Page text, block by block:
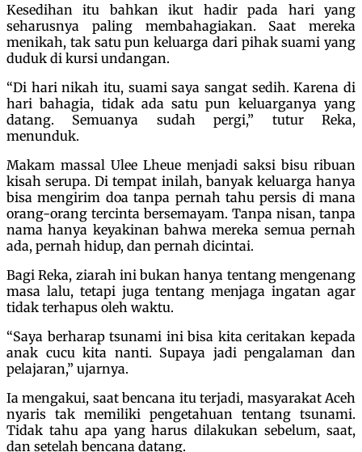
Kesedihan itu bahkan ikut hadir pada hari yang
seharusnya paling membahagiakan. Saat mereka
menikah, tak satu pun keluarga dari pihak suami yang
duduk di kursi undangan.
“Di hari nikah itu, suami saya sangat sedih. Karena di
hari bahagia, tidak ada satu pun keluarganya yang
datang. Semuanya sudah pergi,” tutur Reka,
menunduk.
Makam massal Ulee Lheue menjadi saksi bisu ribuan
kisah serupa. Di tempat inilah, banyak keluarga hanya
bisa mengirim doa tanpa pernah tahu persis di mana
orang-orang tercinta bersemayam. Tanpa nisan, tanpa
nama hanya keyakinan bahwa mereka semua pernah
ada, pernah hidup, dan pernah dicintai.
Bagi Reka, ziarah ini bukan hanya tentang mengenang
masa lalu, tetapi juga tentang menjaga ingatan agar
tidak terhapus oleh waktu.
“Saya berharap tsunami ini bisa kita ceritakan kepada
anak cucu kita nanti. Supaya jadi pengalaman dan
pelajaran,” ujarnya.
Ia mengakui, saat bencana itu terjadi, masyarakat Aceh
nyaris tak memiliki pengetahuan tentang tsunami.
Tidak tahu apa yang harus dilakukan sebelum, saat,
dan setelah bencana datang.